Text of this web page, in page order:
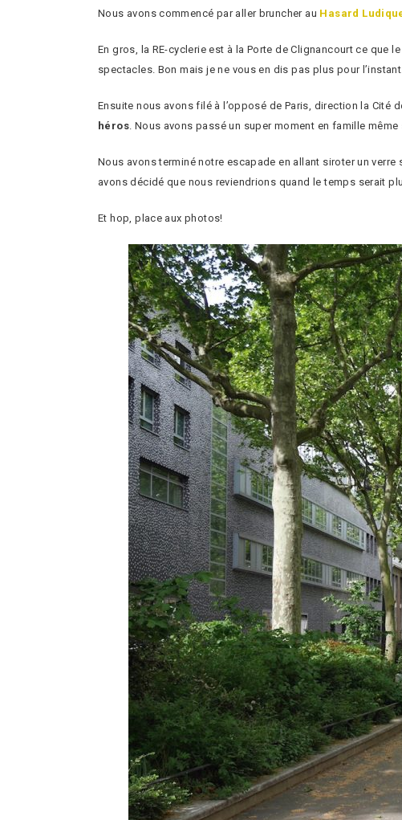
Nous avons commencé par aller bruncher au Hasard
En gros, la RE-cyclerie est à la Porte de Clignancourt ce que
spectacles. Bon mais je ne vous en dis pas plus pour
Ensuite nous avons filé à l’opposé de Paris, direction la Cité
héros. Nous avons passé un super moment en famille
Nous avons terminé notre escapade en allant siroter un
avons décidé que nous reviendrions quand le temps serait
Et hop, place aux photos!